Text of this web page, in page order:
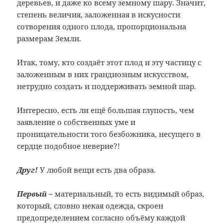
деревьев, и даже ко всему земному шару. Значит,
степень величия, заложенная в искусности
сотворения одного плода, пропорциональна
размерам Земли.
Итак, тому, кто создаёт этот плод и эту частицу с
заложенным в них грандиозным искусством,
нетрудно создать и поддерживать земной шар.
Интересно, есть ли ещё большая глупость, чем
заявление о собственных уме и
проницательности того безбожника, несущего в
сердце подобное неверие?!
Друг! У любой вещи есть два образа.
Первый –материальный, то есть видимый образ,
который, словно некая одежда, скроен
предопределением согласно объёму каждой